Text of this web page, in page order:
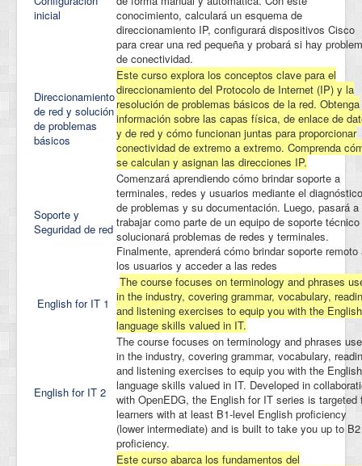
inicial
conocimiento, calculará un esquema de
direccionamiento IP, configurará dispositivos Cisco
para crear una red pequeña y probará si hay
de conectividad.
Direccionamiento
de red y solución
de problemas
básicos
Este curso explora los conceptos clave para el
direccionamiento del Protocolo de Internet (IP) y la
resolución de problemas básicos de la red. Obtenga
información sobre las capas física, de enlace de
y de red y cómo funcionan juntas para proporcionar
conectividad de extremo a extremo. Comprenda
se calculan y asignan las direcciones IP.
Soporte y
Seguridad de red
Comenzará aprendiendo cómo brindar soporte a
terminales, redes y usuarios mediante el diagnóstico
de problemas y su documentación. Luego, pasará a
trabajar como parte de un equipo de soporte
solucionará problemas de redes y terminales.
Finalmente, aprenderá cómo brindar soporte remoto
los usuarios y acceder a las redes
English for IT 1
The course focuses on terminology and phrases
in the industry, covering grammar, vocabulary,
and listening exercises to equip you with the English
language skills valued in IT.
English for IT 2
The course focuses on terminology and phrases
in the industry, covering grammar, vocabulary,
and listening exercises to equip you with the English
language skills valued in IT. Developed in
with OpenEDG, the English for IT series is targeted
learners with at least B1-level English proficiency
(lower intermediate) and is built to take you up to B2
proficiency.
Este curso abarca los fundamentos del